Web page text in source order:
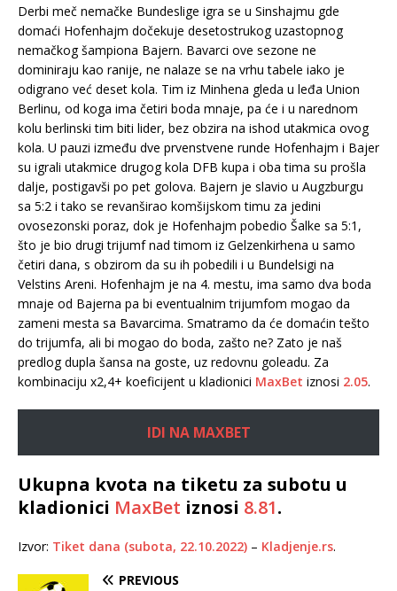
Derbi meč nemačke Bundeslige igra se u Sinshajmu gde
domaći Hofenhajm dočekuje desetostrukog uzastopnog
nemačkog šampiona Bajern. Bavarci ove sezone ne
dominiraju kao ranije, ne nalaze se na vrhu tabele iako je
odigrano već deset kola. Tim iz Minhena gleda u leđa Union
Berlinu, od koga ima četiri boda mnaje, pa će i u narednom
kolu berlinski tim biti lider, bez obzira na ishod utakmica ovog
kola. U pauzi između dve prvenstvene runde Hofenhajm i Bajer
su igrali utakmice drugog kola DFB kupa i oba tima su prošla
dalje, postigavši po pet golova. Bajern je slavio u Augzburgu
sa 5:2 i tako se revanširao komšijskom timu za jedini
ovosezonski poraz, dok je Hofenhajm pobedio Šalke sa 5:1,
što je bio drugi trijumf nad timom iz Gelzenkirhena u samo
četiri dana, s obzirom da su ih pobedili i u Bundelsigi na
Velstins Areni. Hofenhajm je na 4. mestu, ima samo dva boda
mnaje od Bajerna pa bi eventualnim trijumfom mogao da
zameni mesta sa Bavarcima. Smatramo da će domaćin tešto
do trijumfa, ali bi mogao do boda, zašto ne? Zato je naš
predlog dupla šansa na goste, uz redovnu goleadu. Za
kombinaciju x2,4+ koeficijent u kladionici MaxBet iznosi 2.05.
IDI NA MAXBET
Ukupna kvota na tiketu za subotu u
kladionici MaxBet iznosi 8.81.
Izvor: Tiket dana (subota, 22.10.2022) – Kladjenje.rs.
PREVIOUS